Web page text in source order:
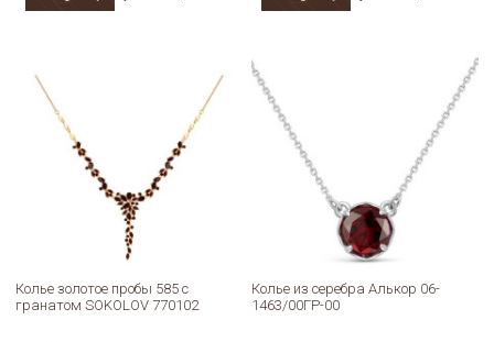
Колье золотое пробы 585 с
гранатом SOKOLOV 770102
Колье из серебра Алькор 06-
1463/00ГР-00